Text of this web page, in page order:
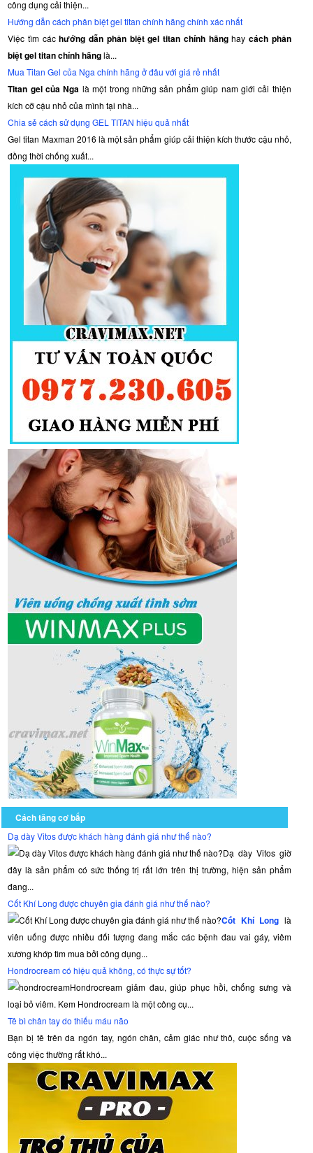
công dụng cải thiện...
Hướng dẫn cách phân biệt gel titan chính hãng chính xác nhất
Việc tìm cáchướng dẫn phân biệt gel titan chính hãnghay cách phân
biệt gel titan chính hãnglà...
Mua Titan Gel của Nga chính hãng ở đâu với giá rẻ nhất
Titan gel của Nga là một trong những sản phẩm giúp nam giới cải thiện
kích cỡ cậu nhỏ của mình tại nhà...
Chia sẻ cách sử dụng GEL TITAN hiệu quả nhất
Gel titan Maxman 2016 là một sản phẩm giúp cải thiện kích thước cậu nhỏ,
đồng thời chống xuất...
Cách tăng cơ bắp
Dạ dày Vitos được khách hàng đánh giá như thế nào?
Dạ dày Vitos giờ
đây là sản phẩm có sức thống trị rất lớn trên thị trường, hiện sản phẩm
đang...
Cốt Khí Long được chuyên gia đánh giá như thế nào?
Cốt Khí Long là
viên uống được nhiều đối tượng đang mắc các bệnh đau vai gáy, viêm
xương khớp tìm mua bởi công dụng...
Hondrocream có hiệu quả không, có thực sự tốt?
Hondrocream giảm đau, giúp phục hồi, chống sưng và
loại bỏ viêm. Kem Hondrocream là một công cụ...
Tê bì chân tay do thiếu máu não
Bạn bị tê trên da ngón tay, ngón chân, cảm giác như thô, cuộc sống và
công việc thường rất khó...